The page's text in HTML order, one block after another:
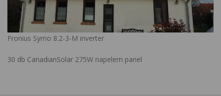
Fronius Symo 8.2-3-M inverter
30 db CanadianSolar 275W napelem panel